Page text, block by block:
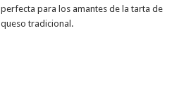
perfecta para los amantes de la tarta de
queso tradicional.